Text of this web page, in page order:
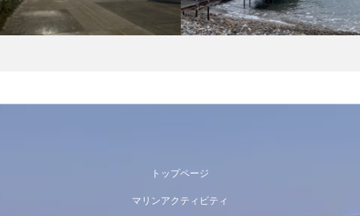
トップページ
マリンアクティビティ